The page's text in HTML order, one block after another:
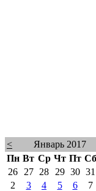
<
Январь 2017
Пн Вт Ср Чт Пт Сб
26
27 28 29 30 31
2
3 4 5 6 7